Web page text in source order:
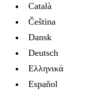
Català
Čeština
Dansk
Deutsch
Ελληνικά
Español